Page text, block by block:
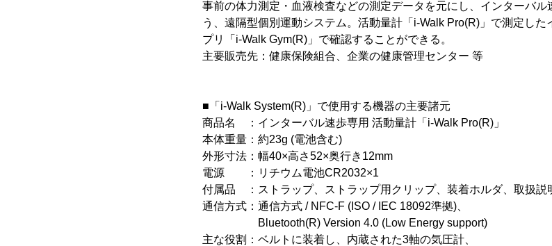
事前の体力測定・血液検査などの測定データを元にし、インターバ
う、遠隔型個別運動システム。活動量計「i-Walk Pro(R)」で測定し
プリ「i-Walk Gym(R)」で確認することができる。
主要販売先：健康保険組合、企業の健康管理センター 等
■「i-Walk System(R)」で使用する機器の主要諸元
商品名 ：インターバル速歩専用 活動量計「i-Walk Pro(R)」
本体重量：約23g (電池含む)
外形寸法：幅40×高さ52×奥行き12mm
電源 ：リチウム電池CR2032×1
付属品 ：ストラップ、ストラップ用クリップ、装着ホルダ、取扱説
通信方式：通信方式 / NFC-F (ISO / IEC 18092準拠)、
Bluetooth(R) Version 4.0 (Low Energy support)
主な役割：ベルトに装着し、内蔵された3軸の気圧計、